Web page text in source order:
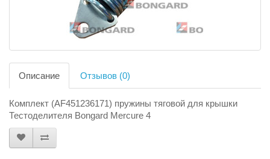
Описание Отзывов (0)
Комплект (AF451236171) пружины тяговой для крышки
Тестоделителя Bongard Mercure 4